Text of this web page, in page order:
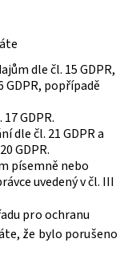
dle čl. 15 GDPR,
GDPR, popřípadě
GDPR.
dle čl. 21 GDPR a
GDPR.
písemně nebo
uvedený v čl. III
pro ochranu
že bylo porušeno